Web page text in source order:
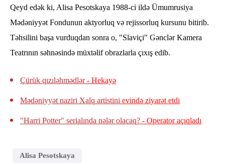
Qeyd edək ki, Alisa Pesotskaya 1988-ci ildə Ümumrusiya
Mədəniyyət Fondunun aktyorluq və rejissorluq kursunu bitirib.
Təhsilini başa vurduqdan sonra o, "Slaviçi" Gənclər Kamera
Teatrının səhnəsində müxtəlif obrazlarla çıxış edib.
Çürük qızıləhmədlər- Hekayə
Mədəniyyət naziri Xalq artistini evində ziyarət etdi
"Harri Potter" serialında nələr olacaq? - Operator açıqladı
Alisa Pesotskaya